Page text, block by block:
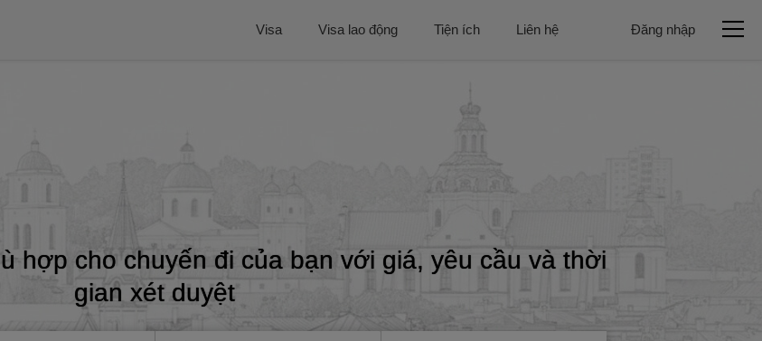
Visa Visa lao động Tiện ích Liên hệ Đăng nhập
hợp cho chuyến đi của bạn với giá, yêu cầu và thời
gian xét duyệt
hồ
sơ
trực